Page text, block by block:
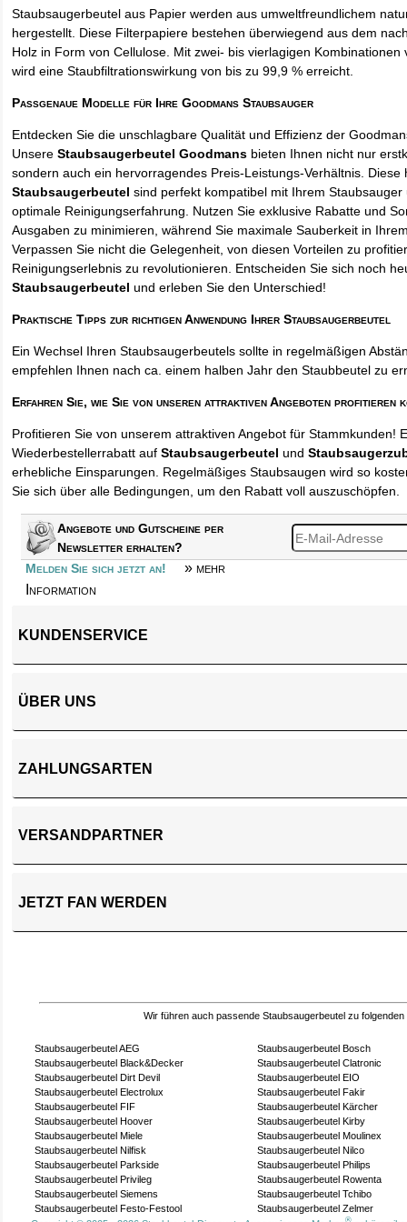
Staubsaugerbeutel aus Papier werden aus umweltfreundlichem
hergestellt. Diese Filterpapiere bestehen überwiegend aus dem
Holz in Form von Cellulose. Mit zwei- bis vierlagigen Kombinationen
wird eine Staubfiltrationswirkung von bis zu 99,9 % erreicht.
Passgenaue Modelle für Ihre Goodmans Staubsauger
Entdecken Sie die unschlagbare Qualität und Effizienz der
UnsereStaubsaugerbeutel Goodmans bieten Ihnen nicht nur
sondern auch ein hervorragendes Preis-Leistungs-Verhältnis. Diese
Staubsaugerbeutel sind perfekt kompatibel mit Ihrem
optimale Reinigungserfahrung. Nutzen Sie exklusive Rabatte und
Ausgaben zu minimieren, während Sie maximale Sauberkeit in
Verpassen Sie nicht die Gelegenheit, von diesen Vorteilen zu
Reinigungserlebnis zu revolutionieren. Entscheiden Sie sich noch
Staubsaugerbeutel und erleben Sie den Unterschied!
Praktische Tipps zur richtigen Anwendung Ihrer Staubsaugerbeutel
Ein Wechsel Ihren Staubsaugerbeutels sollte in regelmäßigen
empfehlen Ihnen nach ca. einem halben Jahr den Staubbeutel zu
Erfahren Sie, wie Sie von unseren attraktiven Angeboten profitieren
Profitieren Sie von unserem attraktiven Angebot für Stammkunden!
Wiederbestellerrabatt aufStaubsaugerbeutel und
erhebliche Einsparungen. Regelmäßiges Staubsaugen wird so
Sie sich über alle Bedingungen, um den Rabatt voll auszuschöpfen.
Angebote und Gutscheine per
Newsletter erhalten?
Melden Sie sich jetzt an!
» mehr
Information
KUNDENSERVICE
ÜBER UNS
ZAHLUNGSARTEN
VERSANDPARTNER
JETZT FAN WERDEN
Wir führen auch passende Staubsaugerbeutel zu folgenden
Staubsaugerbeutel AEG
Staubsaugerbeutel Bosch
Staubsaugerbeutel Black&Decker
Staubsaugerbeutel Clatronic
Staubsaugerbeutel Dirt Devil
Staubsaugerbeutel EIO
Staubsaugerbeutel Electrolux
Staubsaugerbeutel Fakir
Staubsaugerbeutel FIF
Staubsaugerbeutel Kärcher
Staubsaugerbeutel Hoover
Staubsaugerbeutel Kirby
Staubsaugerbeutel Miele
Staubsaugerbeutel Moulinex
Staubsaugerbeutel Nilfisk
Staubsaugerbeutel Nilco
Staubsaugerbeutel Parkside
Staubsaugerbeutel Philips
Staubsaugerbeutel Privileg
Staubsaugerbeutel Rowenta
Staubsaugerbeutel Siemens
Staubsaugerbeutel Tchibo
Staubsaugerbeutel Festo-Festool
Staubsaugerbeutel Zelmer
®